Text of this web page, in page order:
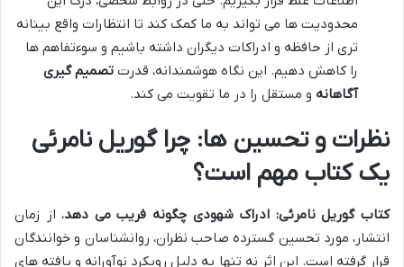
محدودیت ها می تواند به ما کمک کند تا انتظارات واقع بینانه
تری از حافظه و ادراکات دیگران داشته باشیم و سوءتفاهم ها
را کاهش دهیم. این نگاه هوشمندانه، قدرت تصمیم گیری
آگاهانه و مستقل را در ما تقویت می کند.
نظرات و تحسین ها: چرا گوریل نامرئی
یک کتاب مهم است؟
کتاب گوریل نامرئی: ادراک شهودی چگونه فریب می دهد، از زمان
انتشار، مورد تحسین گسترده صاحب نظران، روانشناسان و خوانندگان
قرار گرفته است. این اثر نه تنها به دلیل رویکرد نوآورانه و یافته های